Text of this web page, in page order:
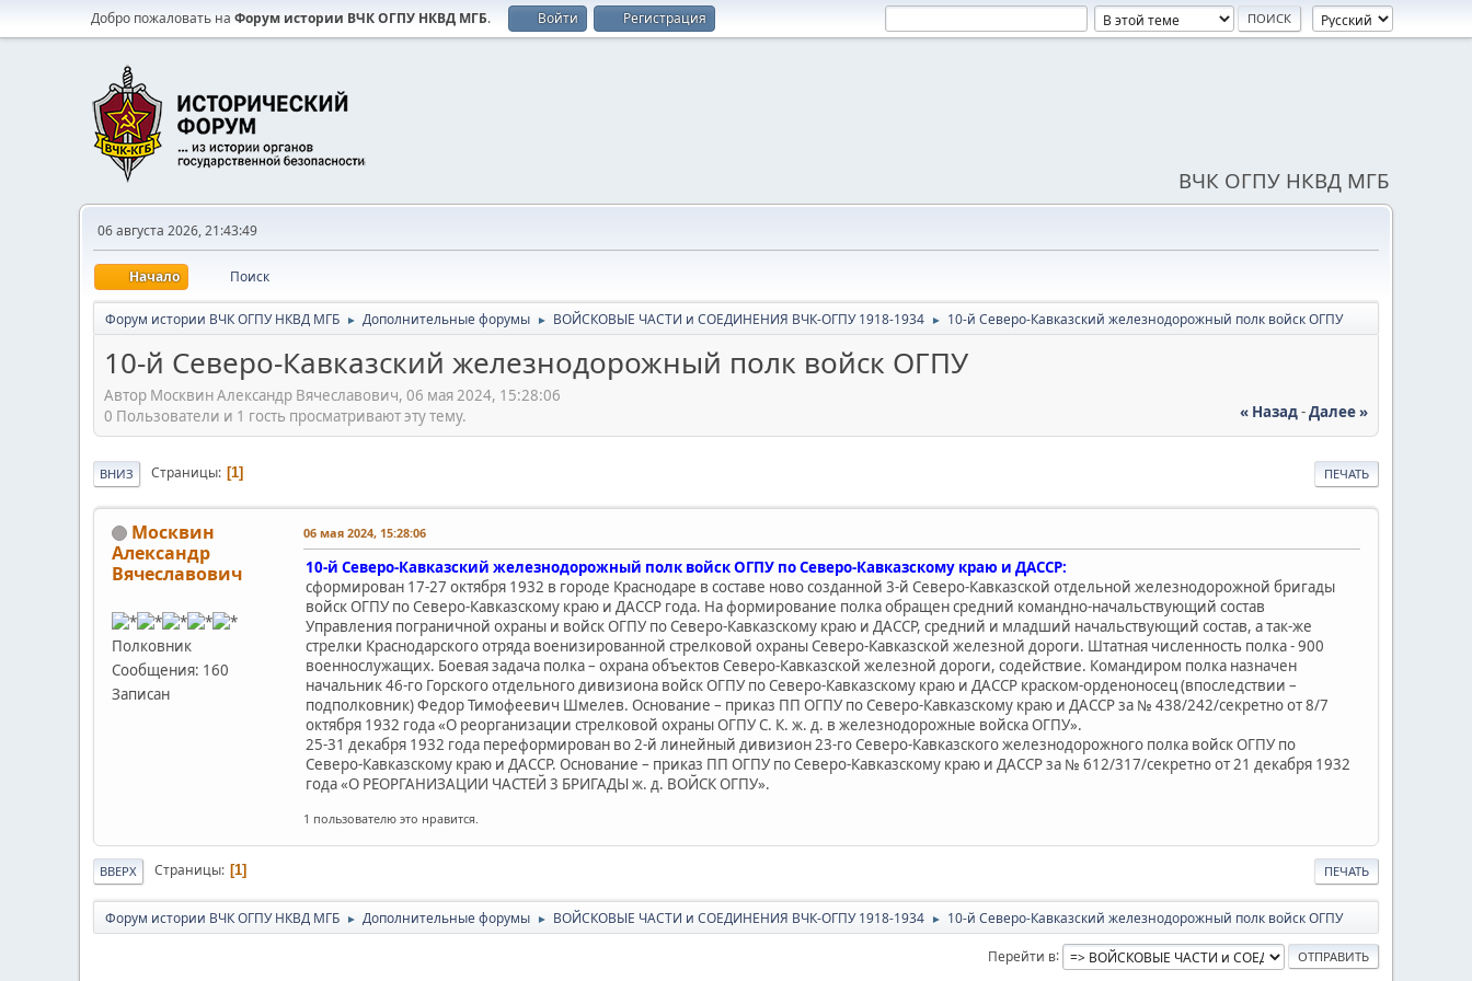
Добро пожаловать на Форум истории ВЧК ОГПУ НКВД МГБ. Войти Регистрация
ВЧК ОГПУ НКВД МГБ
06 августа 2026, 21:43:49
Начало Поиск
Форум истории ВЧК ОГПУ НКВД МГБ ► Дополнительные форумы ► ВОЙСКОВЫЕ ЧАСТИ и СОЕДИНЕНИЯ ВЧК-ОГПУ 1918-1934 ► 10-й Северо-Кавказский железнодорожный полк войск ОГПУ
10-й Северо-Кавказский железнодорожный полк войск ОГПУ
Автор Москвин Александр Вячеславович, 06 мая 2024, 15:28:06
« Назад-Далее »
0 Пользователи и 1 гость просматривают эту тему.
ПЕЧАТЬ
ВНИЗ Страницы 1
Москвин
Александр
Вячеславович
Полковник
Сообщения: 160
Записан
06 мая 2024, 15:28:06
10-й Северо-Кавказский железнодорожный полк войск ОГПУ по Северо-Кавказскому краю и ДАССР:
сформирован 17-27 октября 1932 в городе Краснодаре в составе ново созданной 3-й Северо-Кавказской отдельной железнодорожной бригады
войск ОГПУ по Северо-Кавказскому краю и ДАССР года. На формирование полка обращен средний командно-начальствующий состав
Управления пограничной охраны и войск ОГПУ по Северо-Кавказскому краю и ДАССР, средний и младший начальствующий состав, а так-же
стрелки Краснодарского отряда военизированной стрелковой охраны Северо-Кавказской железной дороги. Штатная численность полка - 900
военнослужащих. Боевая задача полка – охрана объектов Северо-Кавказской железной дороги, содействие. Командиром полка назначен
начальник 46-го Горского отдельного дивизиона войск ОГПУ по Северо-Кавказскому краю и ДАССР краском-орденоносец (впоследствии –
подполковник) Федор Тимофеевич Шмелев. Основание – приказ ПП ОГПУ по Северо-Кавказскому краю и ДАССР за № 438/242/секретно от 8/7
октября 1932 года «О реорганизации стрелковой охраны ОГПУ С. К. ж. д. в железнодорожные войска ОГПУ».
25-31 декабря 1932 года переформирован во 2-й линейный дивизион 23-го Северо-Кавказского железнодорожного полка войск ОГПУ по
Северо-Кавказскому краю и ДАССР. Основание – приказ ПП ОГПУ по Северо-Кавказскому краю и ДАССР за № 612/317/секретно от 21 декабря 1932
года «О РЕОРГАНИЗАЦИИ ЧАСТЕЙ 3 БРИГАДЫ ж. д. ВОЙСК ОГПУ».
1 пользователю это нравится.
ПЕЧАТЬ
ВВЕРХ Страницы 1
Форум истории ВЧК ОГПУ НКВД МГБ ► Дополнительные форумы ► ВОЙСКОВЫЕ ЧАСТИ и СОЕДИНЕНИЯ ВЧК-ОГПУ 1918-1934 ► 10-й Северо-Кавказский железнодорожный полк войск ОГПУ
Перейти в